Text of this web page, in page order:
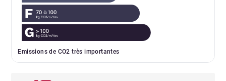
Emissions de CO2 très importantes